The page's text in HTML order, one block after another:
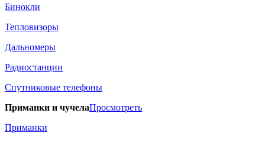
Бинокли
Тепловизоры
Дальномеры
Радиостанции
Спутниковые телефоны
Приманки и чучелаПросмотреть
Приманки